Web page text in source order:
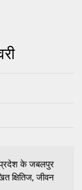
के जबलपुर
क्षितिज, जीवन